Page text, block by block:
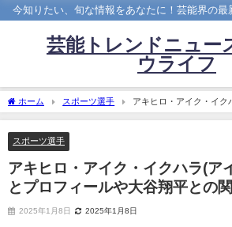
今知りたい、旬な情報をあなたに！芸能界の最
芸能トレンドニュー
ウライフ
ホーム スポーツ選手
アキヒロ・アイク・イク
ロフィールや大谷翔平との関係まとめ
スポーツ選手
アキヒロ・アイク・イクハラ(ア
とプロフィールや大谷翔平との
2025年1月8日 2025年1月8日